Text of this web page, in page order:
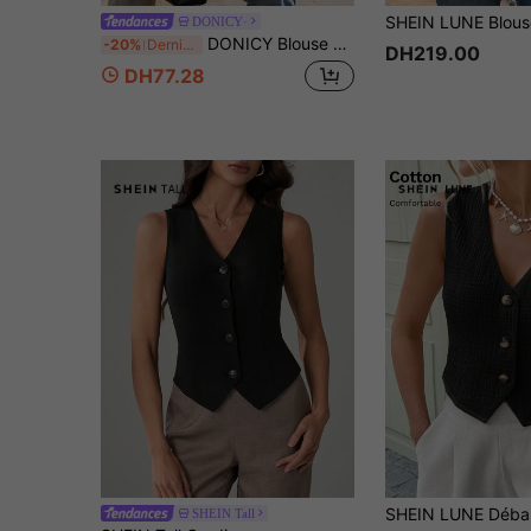
DONICY·
-20% Dernier jour DONICY Blouse ajustée pour femmes à col carré noir, manches longues bouffantes en maille à pois floqués, hauts élégants à superposer pour le printemps et l'automne
DH77.28
DH219.00
SHEIN Tall